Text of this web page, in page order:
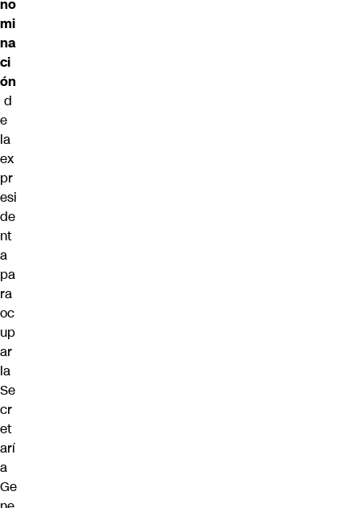
no
mi
na
ci
ón
d
e
la
ex
pr
esi
de
nt
a
pa
ra
oc
up
ar
la
Se
cr
et
arí
a
Ge